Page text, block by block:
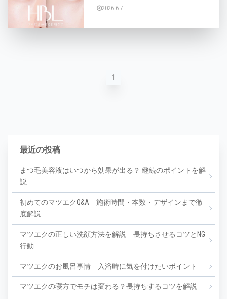
2026.6.7
1
最近の投稿
まつ毛美容液はいつから効果が出る？ 継続のポイントを解
説
初めてのマツエクQ&A 施術時間・本数・デザインまで徹
底解説
マツエクの正しい洗顔方法を解説 長持ちさせるコツとNG
行動
マツエクのお風呂事情 入浴時に気を付けたいポイント
マツエクの寝方でモチは変わる？長持ちするコツを解説